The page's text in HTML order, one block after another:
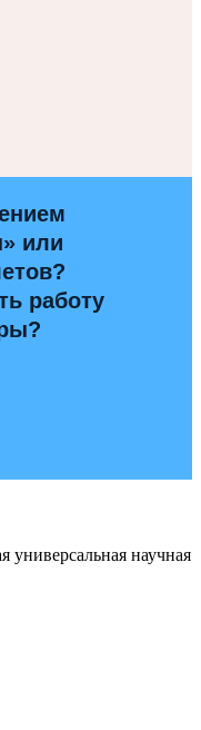
или
работу
универсальная научная